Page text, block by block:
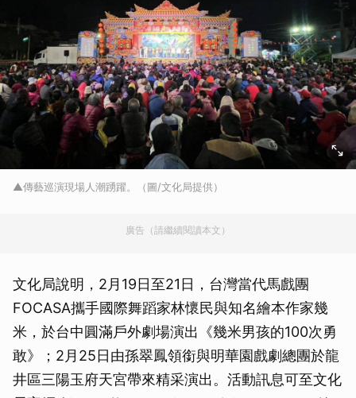
▲傳藝巡演現場人潮踴躍。（圖/文化局提供）
廣告（請繼續閱讀本文）
文化局說明，2月19日至21日，台灣當代馬戲團
FOCASA攜手國際舞蹈家林懷民與知名繪本作家幾
米，於台中圓滿戶外劇場演出《幾米男孩的100次勇
敢》；2月25日由孫翠鳳領銜與明華園戲劇總團於龍
井區三陽玉府天宮帶來精采演出。活動訊息可至文化